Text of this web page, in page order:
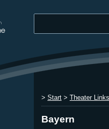
> Start > Theater Links
Bayern